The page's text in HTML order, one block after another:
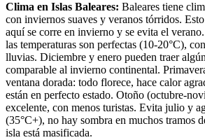
Clima en Islas Baleares: Baleares tiene
con inviernos suaves y veranos tórridos.
aquí se corre en invierno y se evita el
las temperaturas son perfectas (10-20°C),
lluvias. Diciembre y enero pueden traer
comparable al invierno continental.
ventana dorada: todo florece, hace calor
están en perfecto estado. Otoño (octubre-
excelente, con menos turistas. Evita julio y
(35°C+), no hay sombra en muchos tramos
isla está masificada.